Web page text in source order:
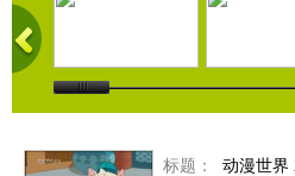
标题：
动漫世界